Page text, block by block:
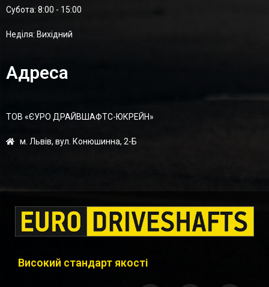
Суботa: 8:00 - 15:00
Неділя: Вихідний
Адреса
ТОВ «ЄУРО ДРАЙВШАФТC-ЮКРЕЙН»
м. Львів, вул. Конюшинна, 2-Б
Високий стандарт якості